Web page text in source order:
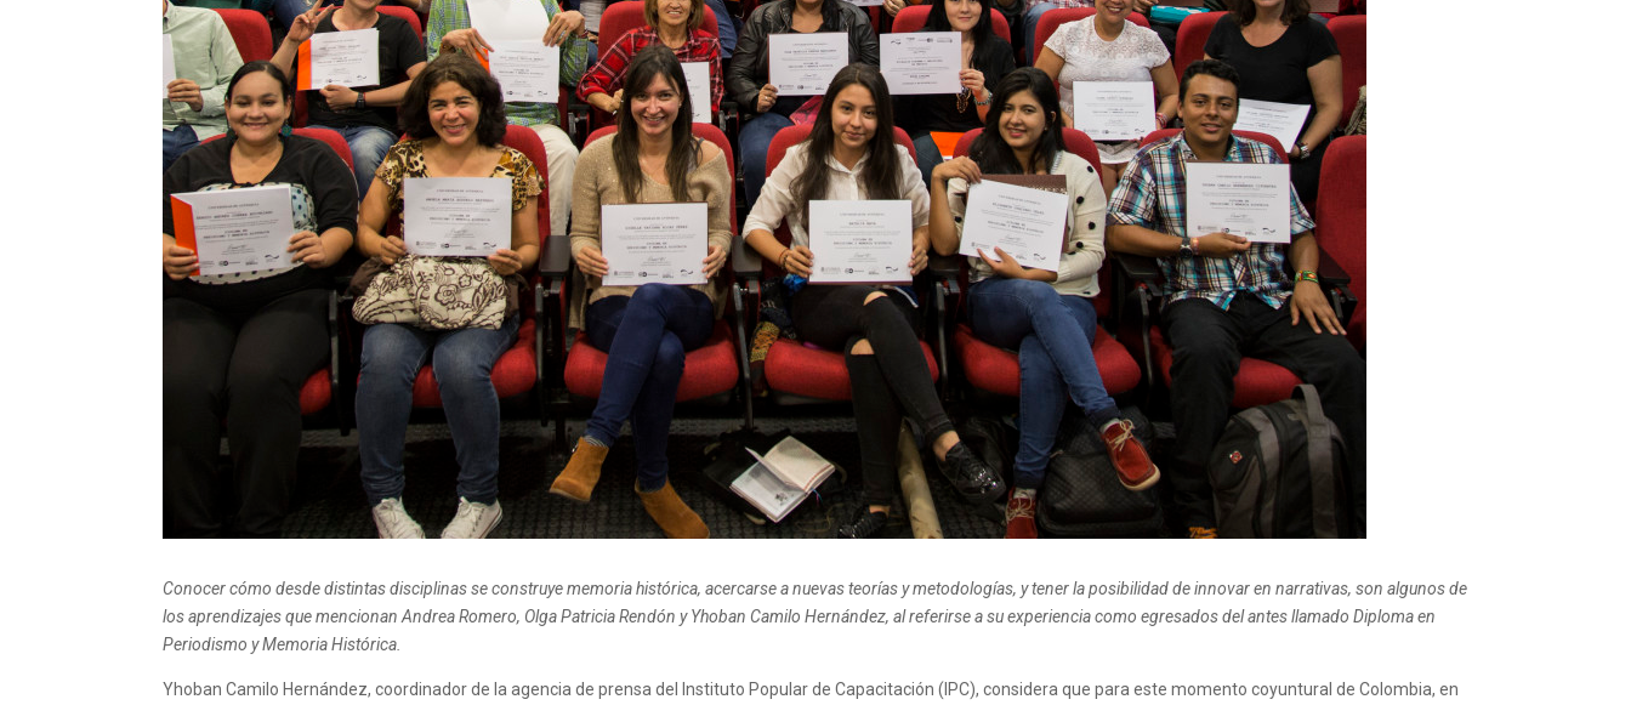
Conocer cómo desde distintas disciplinas se construye memoria histórica, acercarse a nuevas teorías y metodologías, y tener la posibilidad de innovar en narrativas, son algunos de
los aprendizajes que mencionan Andrea Romero, Olga Patricia Rendón y Yhoban Camilo Hernández, al referirse a su experiencia como egresados del antes llamado Diploma en
Periodismo y Memoria Histórica.
Yhoban Camilo Hernández, coordinador de la agencia de prensa del Instituto Popular de Capacitación (IPC), considera que para este momento coyuntural de Colombia, en